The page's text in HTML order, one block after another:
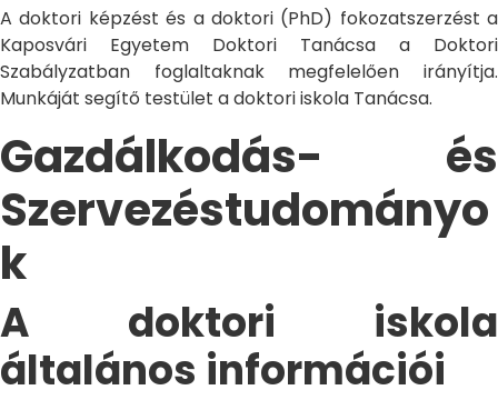
A doktori képzést és a doktori (PhD) fokozatszerzést a
Kaposvári Egyetem Doktori Tanácsa a Doktori
Szabályzatban foglaltaknak megfelelően irányítja.
Munkáját segítő testület a doktori iskola Tanácsa.
Gazdálkodás- és
Szervezéstudományo
k
A doktori iskola
általános információi